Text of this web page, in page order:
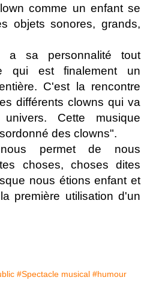
comme un enfant se
objets sonores, grands,
a sa personnalité tout
qui est finalement un
C'est la rencontre
différents clowns qui va
Cette musique
des clowns".
permet de nous
choses, choses dites
nous étions enfant et
première utilisation d'un
#Spectacle musical #humour